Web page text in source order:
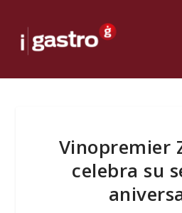
Vinopremier
celebra su